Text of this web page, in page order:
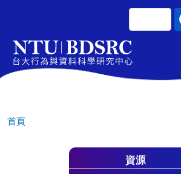
移至主內容
首頁
資源